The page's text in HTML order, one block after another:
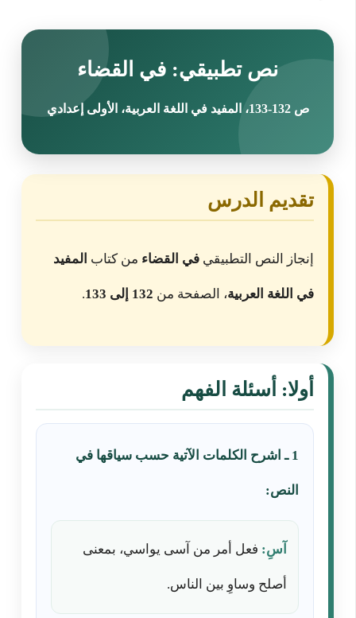
نص تطبيقي: في القضاء
ص 132-133، المفيد في اللغة العربية، الأولى إعدادي
تقديم الدرس
إنجاز النص التطبيقي في القضاء من كتاب المفيد
في اللغة العربية، الصفحة من 132 إلى 133 .
أولا: أسئلة الفهم
1 ـ اشرح الكلمات الآتية حسب سياقها في
النص:
آسِ: فعل أمر من آسى يواسي، بمعنى
أصلح وساوِ بين الناس.